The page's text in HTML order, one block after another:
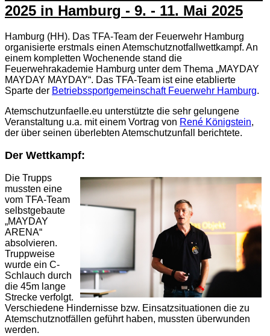
2025 in Hamburg - 9. - 11. Mai 2025
Hamburg (HH). Das TFA-Team der Feuerwehr Hamburg
organisierte erstmals einen Atemschutznotfallwettkampf. An
einem kompletten Wochenende stand die
Feuerwehrakademie Hamburg unter dem Thema „MAYDAY
MAYDAY MAYDAY“. Das TFA-Team ist eine etablierte
Sparte der Betriebssportgemeinschaft Feuerwehr Hamburg.
Atemschutzunfaelle.eu unterstützte die sehr gelungene
Veranstaltung u.a. mit einem Vortrag von René Königstein,
der über seinen überlebten Atemschutzunfall berichtete.
Der Wettkampf:
Die Trupps
mussten eine
vom TFA-Team
selbstgebaute
„MAYDAY
ARENA“
absolvieren.
Truppweise
wurde ein C-
Schlauch durch
die 45m lange
Strecke verfolgt.
Verschiedene Hindernisse bzw. Einsatzsituationen die zu
Atemschutznotfällen geführt haben, mussten überwunden
werden.